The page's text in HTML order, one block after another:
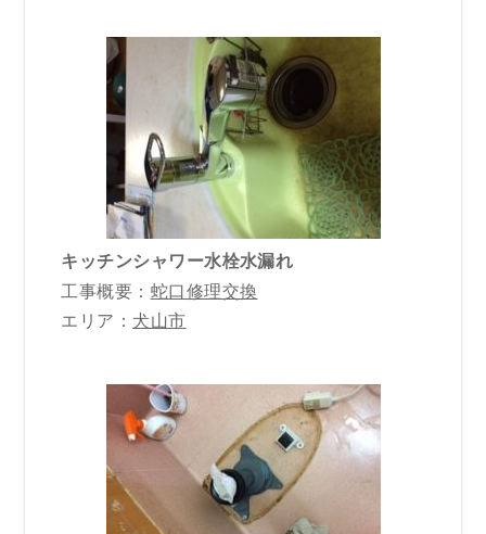
キッチンシャワー水栓水漏れ
工事概要： 蛇口修理交換
エリア： 犬山市